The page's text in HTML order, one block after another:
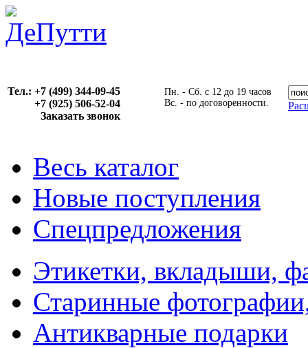
Тел.: +7 (499) 344-09-45
(925) 506-52-04
Заказать звонок
Пн. - Сб. с 12 до 19 часов
Вс. - по договоренности.
Весь каталог
Новые поступления
Спецпредложения
Этикетки, вкладыши,
Старинные
Антикварные подарки